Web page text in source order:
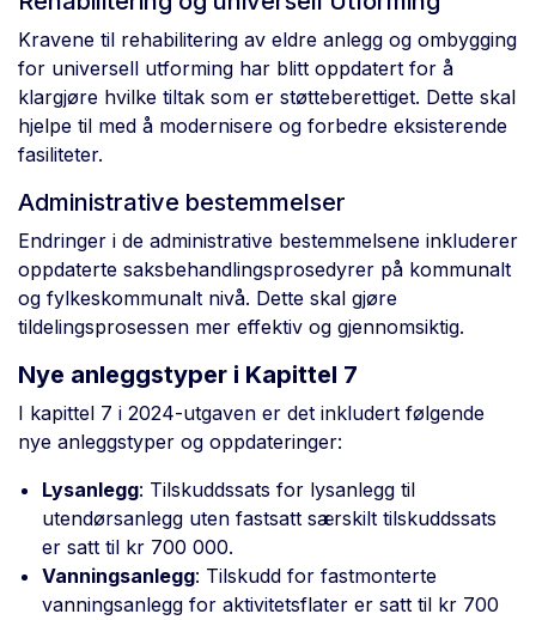
Kravene til rehabilitering av eldre anlegg og ombygging
for universell utforming har blitt oppdatert for å
klargjøre hvilke tiltak som er støtteberettiget. Dette skal
hjelpe til med å modernisere og forbedre eksisterende
fasiliteter.
Administrative bestemmelser
Endringer i de administrative bestemmelsene inkluderer
oppdaterte saksbehandlingsprosedyrer på kommunalt
og fylkeskommunalt nivå. Dette skal gjøre
tildelingsprosessen mer effektiv og gjennomsiktig.
Nye anleggstyper i Kapittel 7
I kapittel 7 i 2024-utgaven er det inkludert følgende
nye anleggstyper og oppdateringer:
Lysanlegg: Tilskuddssats for lysanlegg til
utendørsanlegg uten fastsatt særskilt tilskuddssats
er satt til kr 700 000.
Vanningsanlegg: Tilskudd for fastmonterte
vanningsanlegg for aktivitetsflater er satt til kr 700